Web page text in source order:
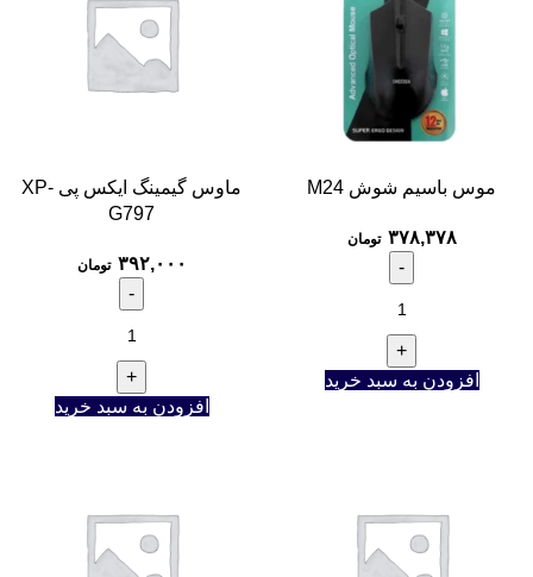
موس باسیم شوش M24
۳۷۸,۳۷۸ تومان
افزودن به سبد خرید
ماوس گیمینگ ایکس پی XP-
G797
۳۹۲,۰۰۰ تومان
افزودن به سبد خرید